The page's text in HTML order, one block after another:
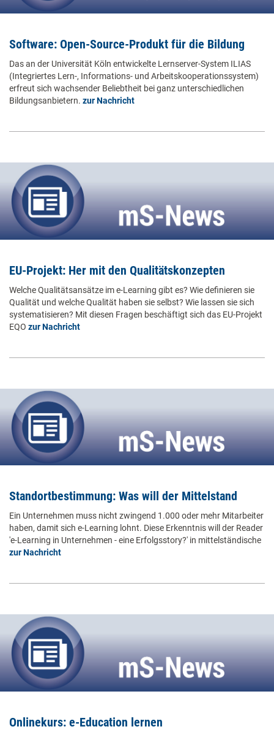
Software: Open-Source-Produkt für die Bildung
Das an der Universität Köln entwickelte Lernserver-System ILIAS
(Integriertes Lern-, Informations- und Arbeitskooperationssystem)
erfreut sich wachsender Beliebtheit bei ganz unterschiedlichen
Bildungsanbietern. zur Nachricht
EU-Projekt: Her mit den Qualitätskonzepten
Welche Qualitätsansätze im e-Learning gibt es? Wie definieren sie
Qualität und welche Qualität haben sie selbst? Wie lassen sie sich
systematisieren? Mit diesen Fragen beschäftigt sich das EU-Projekt
EQO zur Nachricht
Standortbestimmung: Was will der Mittelstand
Ein Unternehmen muss nicht zwingend 1.000 oder mehr Mitarbeiter
haben, damit sich e-Learning lohnt. Diese Erkenntnis will der Reader
'e-Learning in Unternehmen - eine Erfolgsstory?' in mittelständische
zur Nachricht
Onlinekurs: e-Education lernen